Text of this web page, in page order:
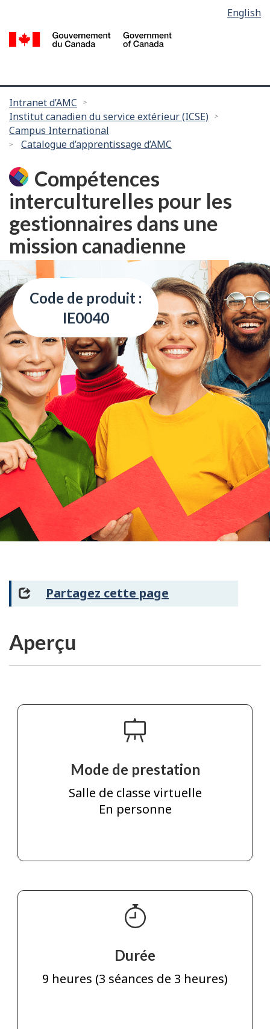
contenu
selection
English
Vous
êtes
ici :
Intranet d’AMC
Institut canadien du service extérieur (ICSE)
Campus International
Catalogue d’apprentissage d’AMC
Compétences
interculturelles pour les
gestionnaires dans une
mission canadienne
Code de produit :
IE0040
Partagez cette page
Aperçu
Mode de prestation
Salle de classe virtuelle
En personne
Durée
9 heures (3 séances de 3 heures)